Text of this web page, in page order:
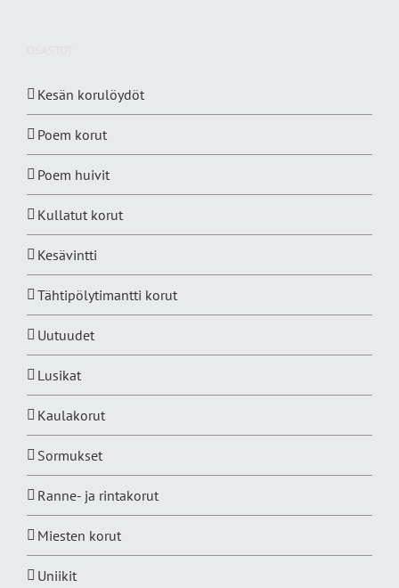
Kesän korulöydöt
Poem korut
Poem huivit
Kullatut korut
Kesävintti
Tähtipölytimantti korut
Uutuudet
Lusikat
Kaulakorut
Sormukset
Ranne- ja rintakorut
Miesten korut
Uniikit